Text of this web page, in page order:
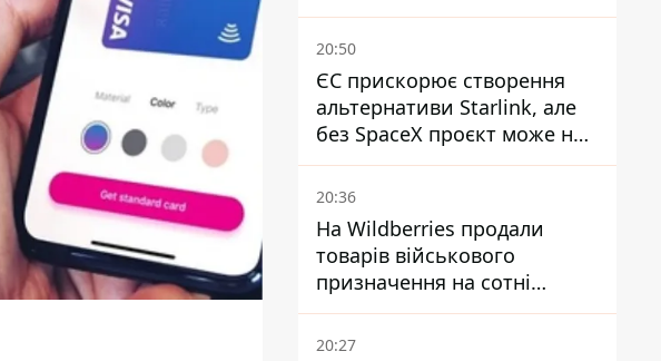
20:50
ЄС прискорює створення
альтернативи Starlink, але
без SpaceX проєкт може не
обійтися
20:36
На Wildberries продали
товарів військового
призначення на сотні
мільйонів, але удари ЗСУ
змінили ситуацію
20:27